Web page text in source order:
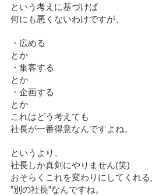
という考えに基づけば
何にも悪くないわけですが、
・広める
とか
・集客する
とか
・企画する
とか
これはどう考えても
社長が一番得意なんですよね。
というより、
社長しか真剣にやりません(笑)
おそらくこれを変わりにしてくれる
”別の社長”なんですね。